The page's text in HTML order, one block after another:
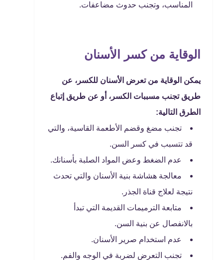
المناسب، وتجنب حدوث مضاعفات.
الوقاية من كسر الأسنان
يمكن الوقاية من تعرض الأسنان للكسر، عن
طريق تجنب مسببات الكسر، أو عن طريق إتباع
الطرق التالية:
تجنب مضغ وقضم الأطعمة القاسية، والتي
قد تتسبب في كسر السن.
عدم الضغط وعض المواد الصلبة بأسنانك.
معالجة هشاشة بنية الأسنان والتي تحدث
نتيجة لعلاج قناة الجذر.
متابعة الترميمات القديمة التي تبدأ
بالانفصال عن بنية السن.
عدم استخدام صرير الأسنان.
تجنب التعرض لضربة في الوجه والفم.